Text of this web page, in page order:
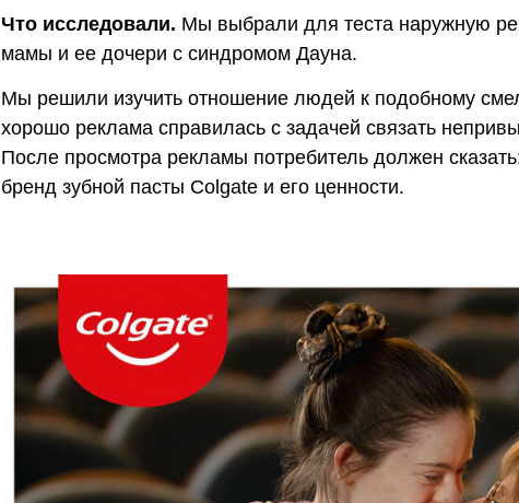
Что исследовали. Мы выбрали для теста наружную
мамы и ее дочери с синдромом Дауна.
Мы решили изучить отношение людей к подобному
хорошо реклама справилась с задачей связать
После просмотра рекламы потребитель должен
бренд зубной пасты Colgate и его ценности.